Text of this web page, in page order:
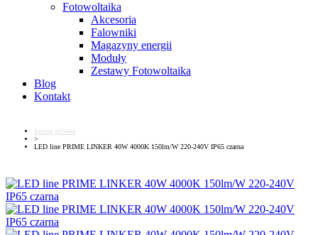
Fotowoltaika
Akcesoria
Falowniki
Magazyny energii
Moduły
Zestawy Fotowoltaika
Blog
Kontakt
Strona główna
>
LED line PRIME LINKER 40W 4000K 150lm/W 220-240V IP65 czarna